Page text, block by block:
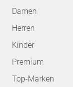
Damen
Herren
Kinder
Premium
Top-Marken